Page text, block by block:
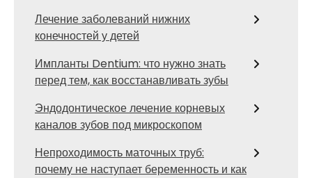
Лечение заболеваний нижних
конечностей у детей
Импланты Dentium: что нужно знать
перед тем, как восстанавливать зубы
Эндодонтическое лечение корневых
каналов зубов под микроскопом
Непроходимость маточных труб:
почему не наступает беременность и как